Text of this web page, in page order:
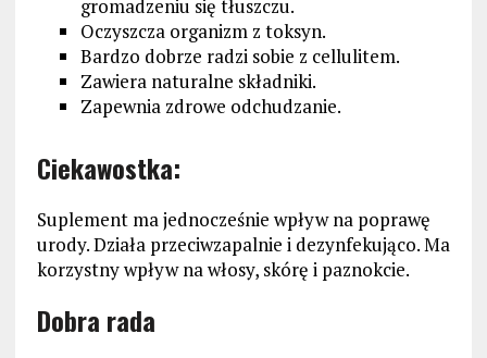
gromadzeniu się tłuszczu.
Oczyszcza organizm z toksyn.
Bardzo dobrze radzi sobie z cellulitem.
Zawiera naturalne składniki.
Zapewnia zdrowe odchudzanie.
Ciekawostka:
Suplement ma jednocześnie wpływ na poprawę
urody. Działa przeciwzapalnie i dezynfekująco. Ma
korzystny wpływ na włosy, skórę i paznokcie.
Dobra rada